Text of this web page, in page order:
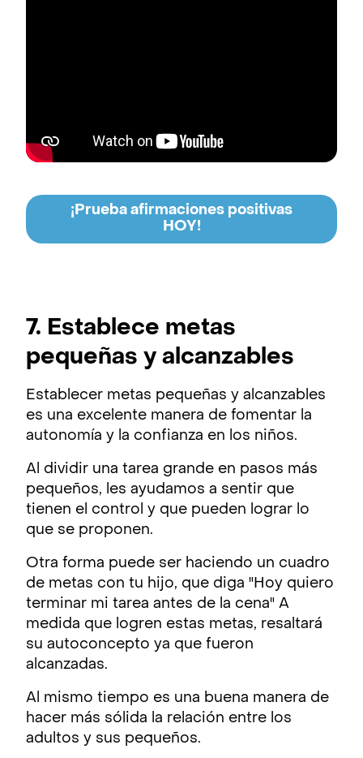
¡Prueba afirmaciones positivas
HOY!
7. Establece metas
pequeñas y alcanzables
Establecer metas pequeñas y alcanzables
es una excelente manera de fomentar la
autonomía y la confianza en los niños.
Al dividir una tarea grande en pasos más
pequeños, les ayudamos a sentir que
tienen el control y que pueden lograr lo
que se proponen.
Otra forma puede ser haciendo un cuadro
de metas con tu hijo, que diga "Hoy quiero
terminar mi tarea antes de la cena" A
medida que logren estas metas, resaltará
su autoconcepto ya que fueron
alcanzadas.
Al mismo tiempo es una buena manera de
hacer más sólida la relación entre los
adultos y sus pequeños.